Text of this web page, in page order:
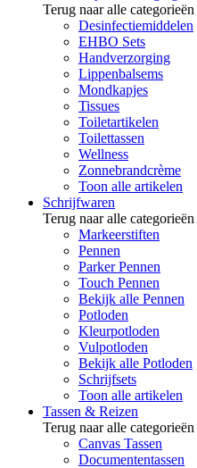
Terug naar alle categorieën
Desinfectiemiddelen
EHBO Sets
Handverzorging
Lippenbalsems
Mondkapjes
Tissues
Toiletartikelen
Toilettassen
Wellness
Zonnebrandcrème
Toon alle artikelen
Schrijfwaren
Terug naar alle categorieën
Markeerstiften
Pennen
Parker Pennen
Touch Pennen
Bekijk alle Pennen
Potloden
Kleurpotloden
Vulpotloden
Bekijk alle Potloden
Schrijfsets
Toon alle artikelen
Tassen & Reizen
Terug naar alle categorieën
Canvas Tassen
Documententassen